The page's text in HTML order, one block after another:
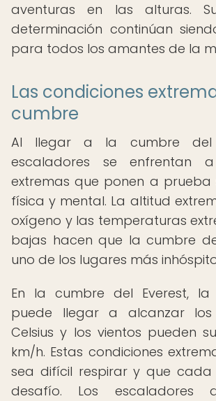
aventuras en las alturas.
determinación continúan
para todos los amantes de la
Las condiciones
cumbre
Al llegar a la cumbre del
escaladores se enfrentan a
extremas que ponen a prueba
física y mental. La altitud
oxígeno y las temperaturas
bajas hacen que la cumbre
uno de los lugares más
En la cumbre del Everest, la
puede llegar a alcanzar
Celsius y los vientos pueden
km/h. Estas condiciones
sea difícil respirar y que
desafío. Los escaladores